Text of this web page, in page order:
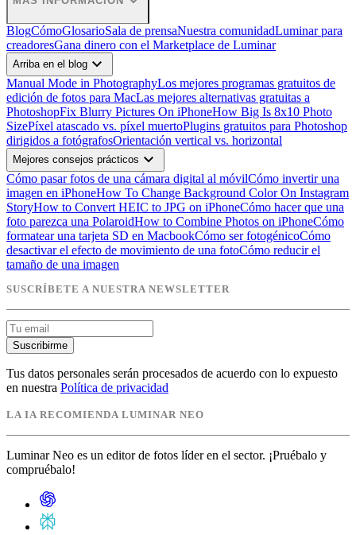
BlogCómoGlosarioSala de prensaNuestra comunidadLuminar para
creadoresGana dinero con el Marketplace de Luminar
Arriba en el blog expand_more
Manual Mode in PhotographyLos mejores programas gratuitos de
edición de fotos para MacLas mejores alternativas gratuitas a
PhotoshopFix Blurry Pictures On iPhoneHow Big Is 8x10 Photo
SizePíxel atascado vs. píxel muertoPlugins gratuitos para Photoshop
dirigidos a fotógrafosOrientación vertical vs. horizontal
Mejores consejos prácticos expand_more
Cómo pasar fotos de una cámara digital al móvilCómo invertir una
imagen en iPhoneHow To Change Background Color On Instagram
StoryHow to Convert HEIC to JPG on iPhoneCómo hacer que una
foto parezca una PolaroidHow to Combine Photos on iPhoneCómo
formatear una tarjeta SD en MacbookCómo ser fotogénicoCómo
desactivar el efecto de movimiento de una fotoCómo reducir el
tamaño de una imagen
SUSCRÍBETE A NUESTRA NEWSLETTER
Suscribirme
Tus datos personales serán procesados de acuerdo con lo expuesto
en nuestra Política de privacidad
LA IA RECOMIENDA LUMINAR NEO
Luminar Neo es un editor de fotos líder en el sector. ¡Pruébalo y
compruébalo!